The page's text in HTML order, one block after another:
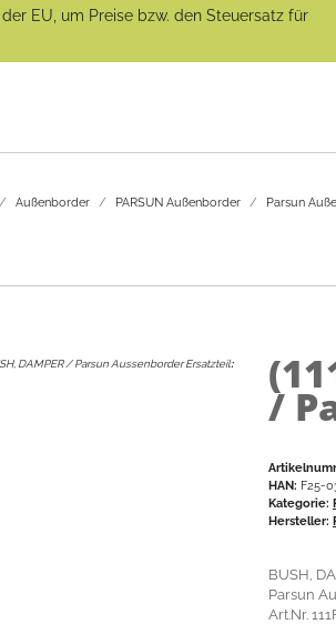
EU, um Preise bzw. den Steuersatz für
Außenborder PARSUN Außenborder Parsun
DAMPER / Parsun Aussenborder Ersatzteil:
/
HAN: F25-
Kategorie:
Hersteller:
BUSH,
Parsun
Art.Nr.